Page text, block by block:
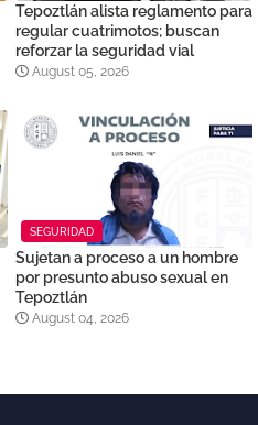
Tepoztlán alista reglamento para
regular cuatrimotos; buscan
reforzar la seguridad vial
August 05, 2026
SEGURIDAD
Sujetan a proceso a un hombre
por presunto abuso sexual en
Tepoztlán
August 04, 2026